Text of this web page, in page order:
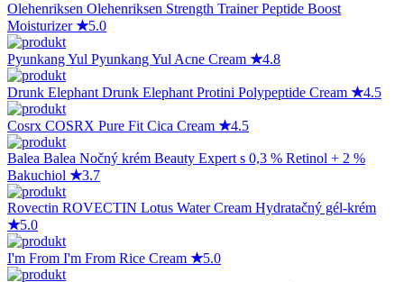
Olehenriksen Olehenriksen Strength Trainer Peptide Boost
Moisturizer★5.0
Pyunkang Yul Pyunkang Yul Acne Cream ★4.8
Drunk Elephant Drunk Elephant Protini Polypeptide Cream ★4.5
Cosrx COSRX Pure Fit Cica Cream ★4.5
Balea Balea Nočný krém Beauty Expert s 0,3 % Retinol + 2 %
Bakuchiol ★3.7
Rovectin ROVECTIN Lotus Water Cream Hydratačný gél-krém
★5.0
I'm From I'm From Rice Cream ★5.0